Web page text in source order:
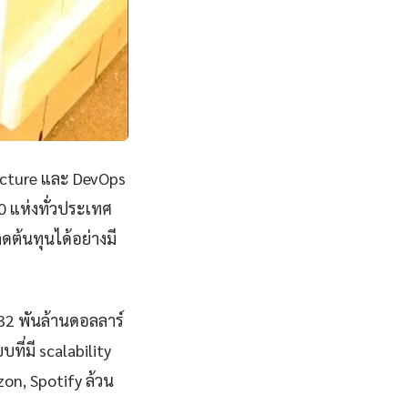
และ DevOps
แห่งทั่วประเทศ
ดต้นทุนได้อย่างมี
พันล้านดอลลาร์
บที่มี scalability
Spotify ล้วน